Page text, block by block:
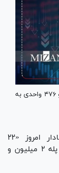
شاخص بورس امروز ۲۲ اسفند ۱۴۰۳ با رشد ۶ هزار و ۴۷۶ واحدی به
شاخص بورس و اوراق بهادار امروز «۲۲
اسفند۱۴۰۳» با رشد ۶ هزار و ۴۷۶ واحدی به پله ۲ میلیون و